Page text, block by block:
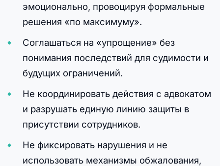
эмоционально, провоцируя формальные
решения «по максимуму».
Соглашаться на «упрощение» без
понимания последствий для судимости и
будущих ограничений.
Не координировать действия с адвокатом
и разрушать единую линию защиты в
присутствии сотрудников.
Не фиксировать нарушения и не
использовать механизмы обжалования,